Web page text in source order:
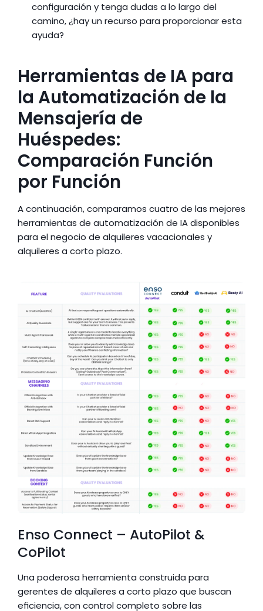
configuración y tenga dudas a lo largo del
camino, ¿hay un recurso para proporcionar esta
ayuda?
Herramientas de IA para
la Automatización de la
Mensajería de
Huéspedes:
Comparación Función
por Función
A continuación, comparamos cuatro de las mejores
herramientas de automatización de IA disponibles
para el negocio de alquileres vacacionales y
alquileres a corto plazo.
Enso Connect – AutoPilot &
CoPilot
Una poderosa herramienta construida para
gerentes de alquileres a corto plazo que buscan
eficiencia, con control completo sobre las